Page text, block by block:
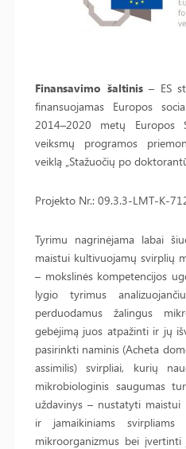
Finansavimo šaltinis– ES
finansuojamas Europos
2014–2020 metų Europos
veiksmų programos
veiklą „Stažuočių po
Projekto Nr.: 09.3.3-LMT-K-
Tyrimu nagrinėjama labai
maistui kultivuojamų svirplių
– mokslinės kompetencijos
lygio tyrimus
perduodamus žalingus
gebėjimą juos atpažinti ir jų
pasirinkti naminis (Acheta
assimilis) svirpliai, kurių
mikrobiologinis saugumas
uždavinys – nustatyti maistui
ir jamaikiniams svirpliams
mikroorganizmus bei